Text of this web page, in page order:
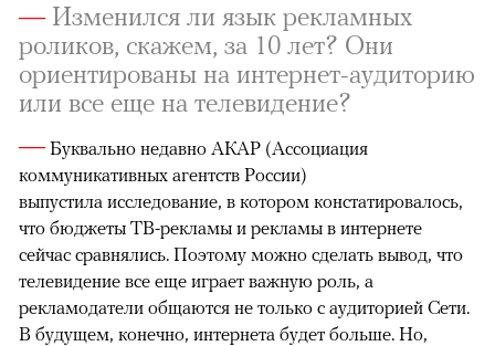
—Изменился ли язык рекламных
роликов, скажем, за 10 лет? Они
ориентированы на интернет-аудиторию
или все еще на телевидение?
—Буквально недавно АКАР (Ассоциация
коммуникативных агентств России)
выпустила исследование, в котором констатировалось,
что бюджеты ТВ-рекламы и рекламы в интернете
сейчас сравнялись. Поэтому можно сделать вывод, что
телевидение все еще играет важную роль, а
рекламодатели общаются не только с аудиторией Сети.
В будущем, конечно, интернета будет больше. Но,